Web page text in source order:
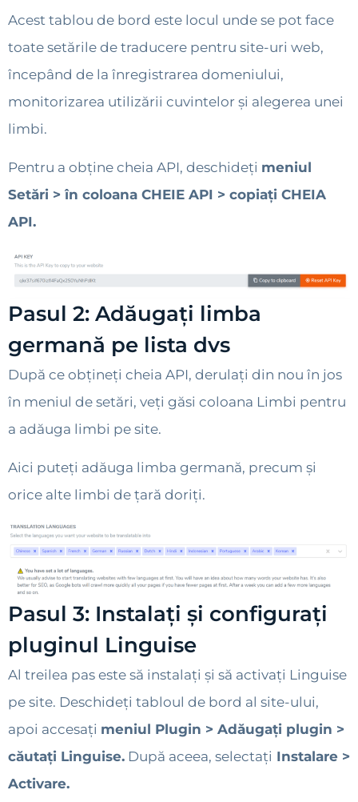
Acest tablou de bord este locul unde se pot face
toate setările de traducere pentru site-uri web,
începând de la înregistrarea domeniului,
monitorizarea utilizării cuvintelor și alegerea unei
limbi.
Pentru a obține cheia API, deschideți meniul
Setări > în coloana CHEIE API > copiați CHEIA
API.
Pasul 2: Adăugați limba
germană pe lista dvs
După ce obțineți cheia API, derulați din nou în jos
în meniul de setări, veți găsi coloana Limbi pentru
a adăuga limbi pe site.
Aici puteți adăuga limba germană, precum și
orice alte limbi de țară doriți.
Pasul 3: Instalați și configurați
pluginul Linguise
Al treilea pas este să instalați și să activați Linguise
pe site. Deschideți tabloul de bord al site-ului,
apoi accesați meniul Plugin > Adăugați plugin >
căutați Linguise. După aceea, selectați Instalare >
Activare.